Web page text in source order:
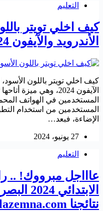
التعليم
كيف اخلي تويتر
الأندرويد والآيفون 2024
كيف اخلي تويتر باللون
المستخدمين في الهواتف
المستخدمين من استخدام
الإضاءة، فبعد…
27 يونيو، 2024
التعليم
عاااجل مبرووك! ..
نتائجنا Results.mlazemna.com